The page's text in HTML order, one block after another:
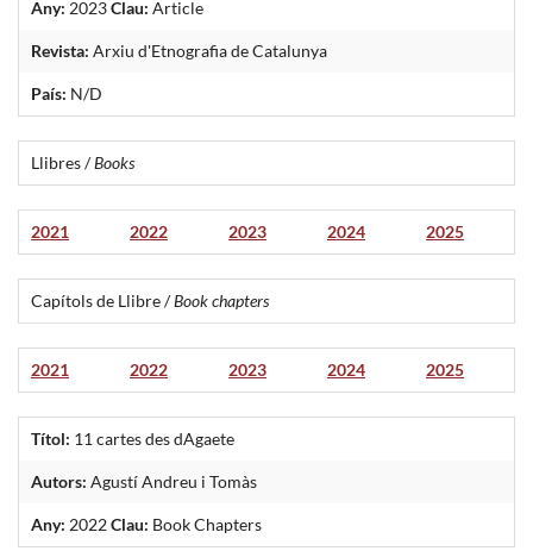
Any: 2023Clau: Article
Revista: Arxiu d'Etnografia de Catalunya
País: N/D
Llibres /Books
2021 2022 2023 2024 2025
Capítols de Llibre /Book chapters
2021 2022 2023 2024 2025
Títol: 11 cartes des dAgaete
Autors: Agustí Andreu i Tomàs
Any: 2022Clau: Book Chapters